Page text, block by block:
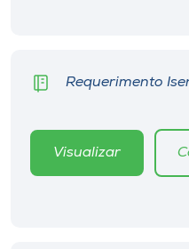
Requerimento
Visualizar